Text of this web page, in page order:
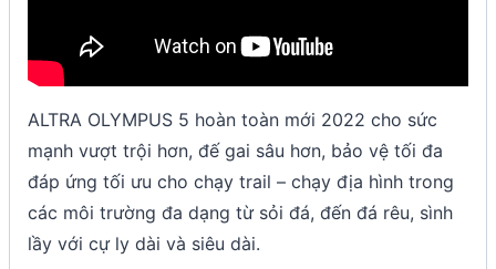
ALTRA OLYMPUS 5 hoàn toàn mới 2022 cho sức
mạnh vượt trội hơn, đế gai sâu hơn, bảo vệ tối đa
đáp ứng tối ưu cho chạy trail – chạy địa hình trong
các môi trường đa dạng từ sỏi đá, đến đá rêu, sình
lầy với cự ly dài và siêu dài.